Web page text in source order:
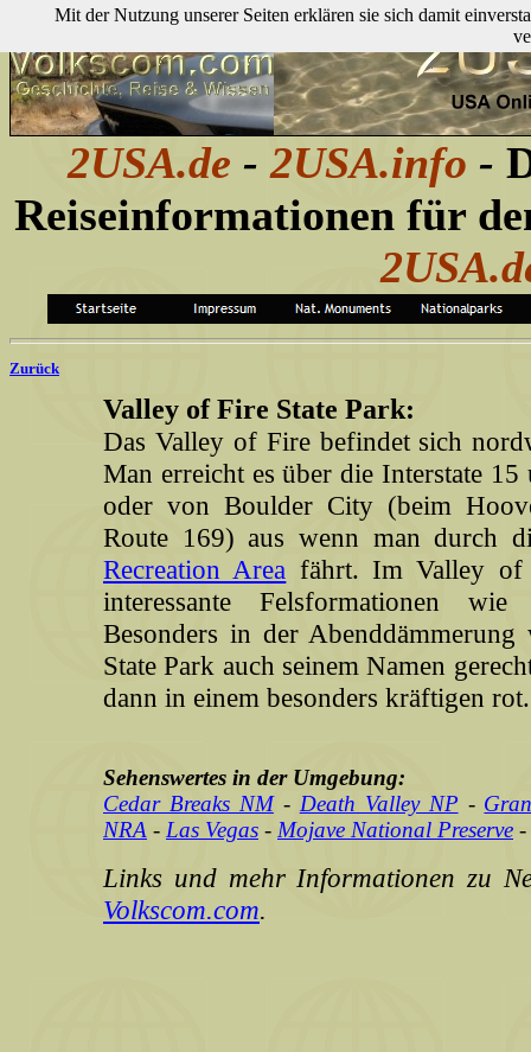
2USA.de - 2USA.info -
Reiseinformationen für
Zurück
Valley of Fire State Park:
Das Valley of Fire befindet sich
Man erreicht es über die Interstate
oder von Boulder City (beim
Route 169) aus wenn man durch
Recreation Area fährt. Im Valley of
interessante Felsformationen
Besonders in der
State Park auch seinem Namen
dann in einem besonders kräftigen rot.
Sehenswertes in der Umgebung:
Cedar Breaks NM- Death Valley NP -
NRA - Las Vegas - Mojave National Preserve -
Links und mehr Informationen zu
Volkscom.com.
Mit der Nutzung unserer Seiten erklären sie sich damit